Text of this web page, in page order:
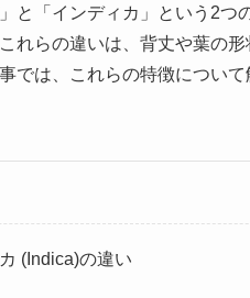
と「インディカ」という2つ
れらの違いは、背丈や葉の
では、これらの特徴について
(Indica)の違い